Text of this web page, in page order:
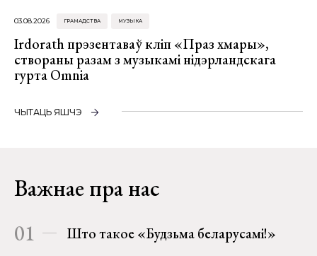
03.08.2026 ГРАМАДСТВА МУЗЫКА
Irdorath прэзентаваў кліп «Праз хмары»,
створаны разам з музыкамі нідэрландскага
гурта Omnia
ЧЫТАЦЬ ЯШЧЭ
Важнае пра нас
01 Што такое «Будзьма беларусамі!»